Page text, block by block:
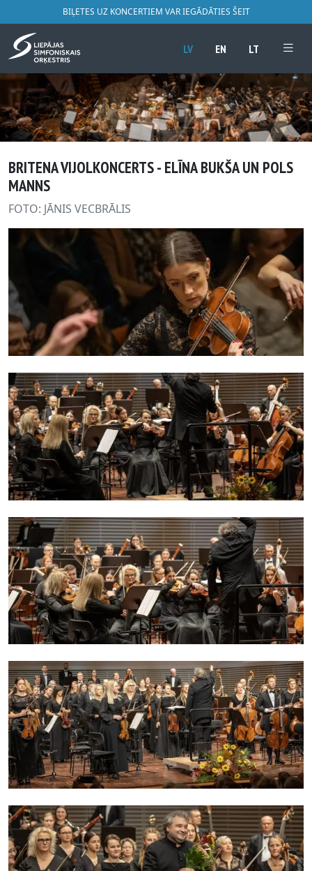
BIĻETES UZ KONCERTIEM VAR IEGĀDĀTIES ŠEIT
LV EN LT
BRITENA VIJOLKONCERTS - ELĪNA BUKŠA UN POLS
MANNS
FOTO: JĀNIS VECBRĀLIS